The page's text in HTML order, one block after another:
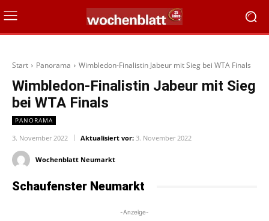
Start Panorama Wimbledon-Finalistin Jabeur mit Sieg bei WTA Finals
Wimbledon-Finalistin Jabeur mit Sieg
bei WTA Finals
PANORAMA
3. November 2022 Aktualisiert vor: 3. November 2022
Wochenblatt Neumarkt
Schaufenster Neumarkt
-Anzeige-